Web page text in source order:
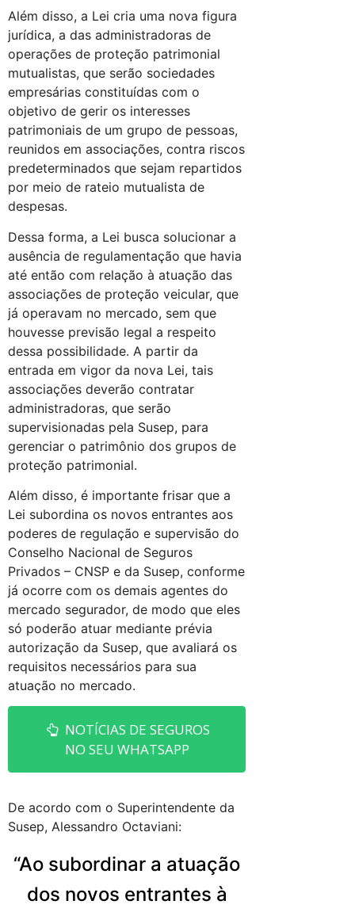
Além disso, a Lei cria uma nova figura
jurídica, a das administradoras de
operações de proteção patrimonial
mutualistas, que serão sociedades
empresárias constituídas com o
objetivo de gerir os interesses
patrimoniais de um grupo de pessoas,
reunidos em associações, contra riscos
predeterminados que sejam repartidos
por meio de rateio mutualista de
despesas.
Dessa forma, a Lei busca solucionar a
ausência de regulamentação que havia
até então com relação à atuação das
associações de proteção veicular, que
já operavam no mercado, sem que
houvesse previsão legal a respeito
dessa possibilidade. A partir da
entrada em vigor da nova Lei, tais
associações deverão contratar
administradoras, que serão
supervisionadas pela Susep, para
gerenciar o patrimônio dos grupos de
proteção patrimonial.
Além disso, é importante frisar que a
Lei subordina os novos entrantes aos
poderes de regulação e supervisão do
Conselho Nacional de Seguros
Privados – CNSP e da Susep, conforme
já ocorre com os demais agentes do
mercado segurador, de modo que eles
só poderão atuar mediante prévia
autorização da Susep, que avaliará os
requisitos necessários para sua
atuação no mercado.
NOTÍCIAS DE SEGUROS
NO SEU WHATSAPP
De acordo com o Superintendente da
Susep, Alessandro Octaviani:
“Ao subordinar a atuação
dos novos entrantes à